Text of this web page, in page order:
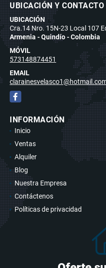
UBICACIÓN Y CONTACTO
UBICACIÓN
Cra.14 Nro. 15N-23 Local 107
Armenia - Quindío - Colombia
MÓVIL
573148874451
EMAIL
Facebook
INFORMACIÓN
Inicio
Ventas
Alquiler
Blog
Nuestra Empresa
Contáctenos
Políticas de privacidad